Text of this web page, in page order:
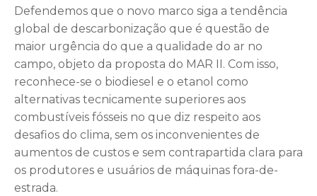
Defendemos que o novo marco siga a tendência
global de descarbonização que é questão de
maior urgência do que a qualidade do ar no
campo, objeto da proposta do MAR II. Com isso,
reconhece-se o biodiesel e o etanol como
alternativas tecnicamente superiores aos
combustíveis fósseis no que diz respeito aos
desafios do clima, sem os inconvenientes de
aumentos de custos e sem contrapartida clara para
os produtores e usuários de máquinas fora-de-
estrada.